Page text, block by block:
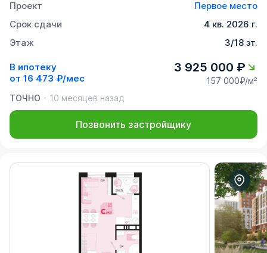
Проект
Первое место
Срок сдачи
4 кв. 2026 г.
Этаж
3/18 эт.
В ипотеку
от 16 473 ₽/мес
3 925 000 ₽
157 000₽/м²
ТОЧНО
10 месяцев назад
Позвонить застройщику